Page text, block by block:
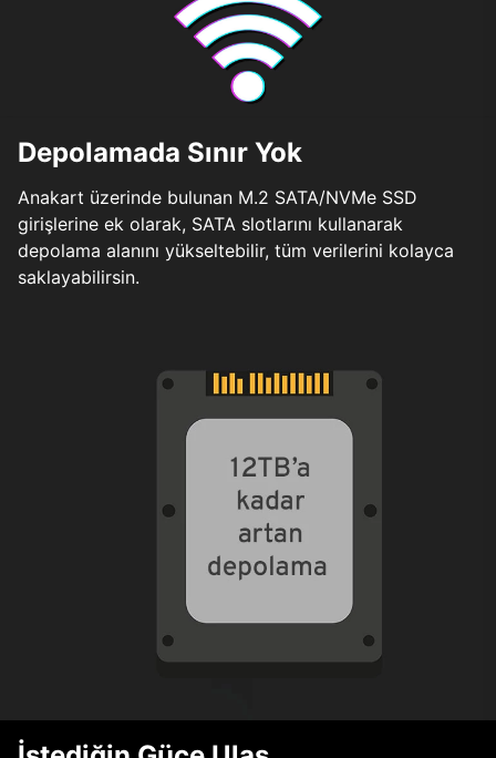
Depolamada Sınır Yok
Anakart üzerinde bulunan M.2 SATA/NVMe SSD
girişlerine ek olarak, SATA slotlarını kullanarak
depolama alanını yükseltebilir, tüm verilerini kolayca
saklayabilirsin.